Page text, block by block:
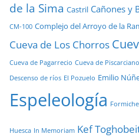
de la Sima Castril Cañones y
CM-100 Complejo del Arroyo de la
Cueva de Los Chorros
Cueva de Pagarrecio Cueva de Piscarciano
Descenso de ríos El Pozuelo Emilio
Espeleología
Huesca In Memoriam Kef